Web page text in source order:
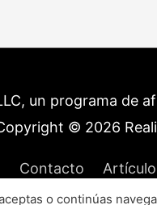
un programa de
© 2026
Contacto
o continúas